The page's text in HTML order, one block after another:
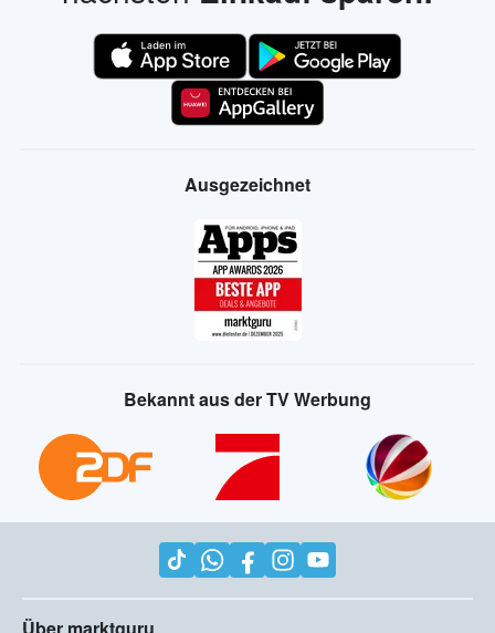
Ausgezeichnet
Bekannt aus der TV Werbung